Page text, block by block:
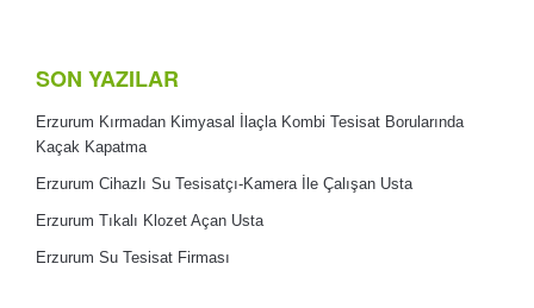
SON YAZILAR
Erzurum Kırmadan Kimyasal İlaçla Kombi Tesisat Borularında
Kaçak Kapatma
Erzurum Cihazlı Su Tesisatçı-Kamera İle Çalışan Usta
Erzurum Tıkalı Klozet Açan Usta
Erzurum Su Tesisat Firması